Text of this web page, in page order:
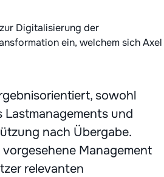
Digitalisierung der
ein, welchem sich Axel
sowohl
und
nach Übergabe.
Management
relevanten